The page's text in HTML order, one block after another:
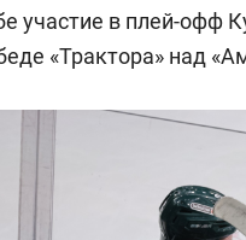
участие в плей-офф
«Трактора» над